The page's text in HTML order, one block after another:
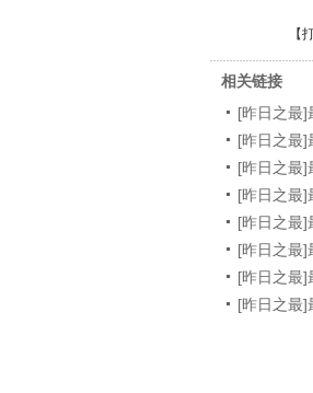
【
相关链接
[昨日之最]
[昨日之最]
[昨日之最]
[昨日之最]
[昨日之最]
[昨日之最]
[昨日之最]
[昨日之最]